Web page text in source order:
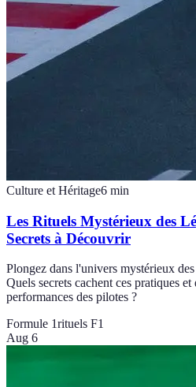
Culture et Héritage6 min
Les Rituels Mystérieux des
Secrets à Découvrir
Plongez dans l'univers mystérieux
Quels secrets cachent ces pratiques
performances des pilotes ?
Formule 1rituels F1
Aug 6